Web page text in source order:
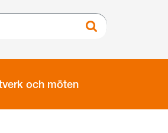
och möten